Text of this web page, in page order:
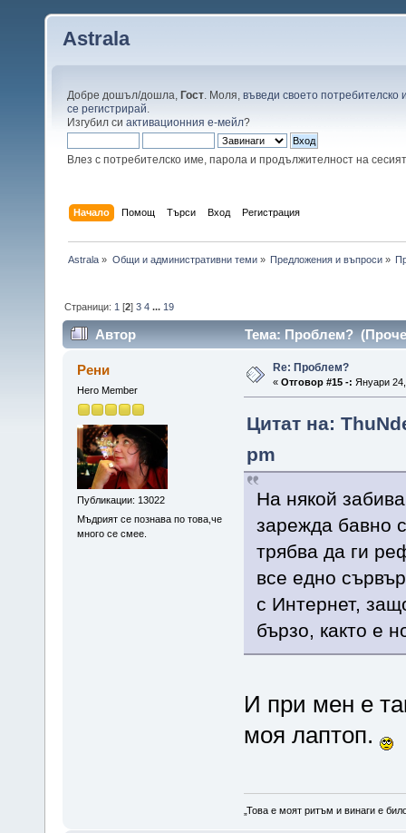
Astrala
Добре дошъл/дошла, Гост . Моля, въведи своето потребителско
се регистрирай
Изгубил си активационния е-мейл?
Влез с потребителско име, парола и продължителност на
Начало Помощ Търси Вход Регистрация
Astrala » Общи и административни теми» Предложения и въпроси»
Страници: 1 [2]3 4 ... 19
Автор Тема: Проблем?
Рени
Hero Member
Публикации: 13022
Мъдрият се познава по това,че
много се смее.
Re: Проблем?
« Отговор #15 -: Януари
Цитат на:
pm
На някой
зарежда бавно
трябва да ги
все едно
с Интернет,
бързо, както е
И при мен е
моя лаптоп.
„Това е моят ритъм и винаги е